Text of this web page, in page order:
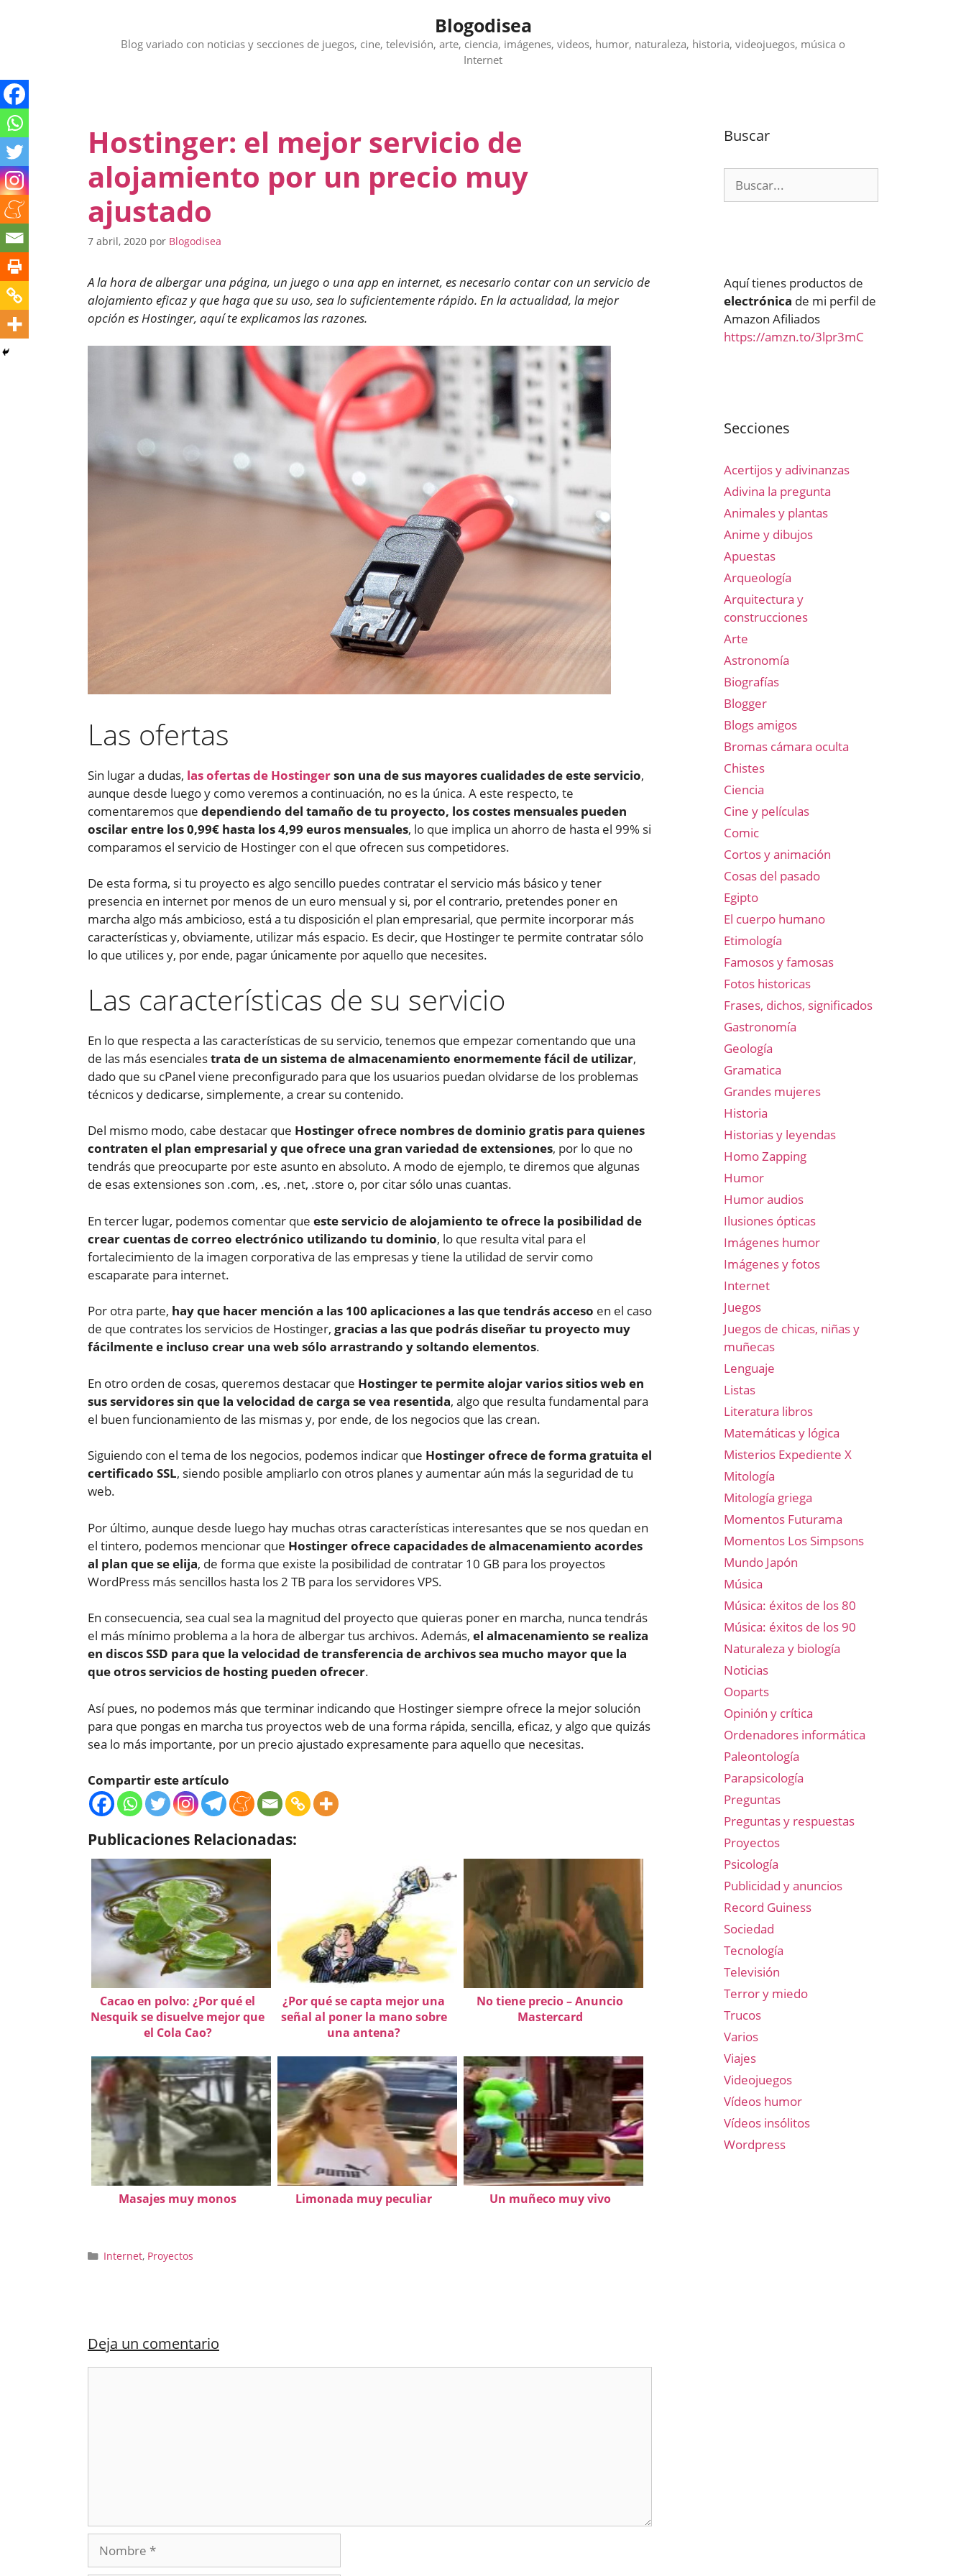
Blogodisea
Blog variado con noticias y secciones de juegos, cine, televisión, arte, ciencia, imágenes, videos, humor, naturaleza, historia, videojuegos, música o
Internet
Hostinger: el mejor servicio de
alojamiento por un precio muy
ajustado
7 abril, 2020 por Blogodisea
A la hora de albergar una página, un juego o una app en internet, es necesario contar con un servicio de
alojamiento eficaz y que haga que su uso, sea lo suficientemente rápido. En la actualidad, la mejor
opción es Hostinger, aquí te explicamos las razones.
Las ofertas
Sin lugar a dudas, las ofertas de Hostingerson una de sus mayores cualidades de este servicio,
aunque desde luego y como veremos a continuación, no es la única. A este respecto, te
comentaremos que dependiendo del tamaño de tu proyecto, los costes mensuales pueden
oscilar entre los 0,99€ hasta los 4,99 euros mensuales, lo que implica un ahorro de hasta el 99% si
comparamos el servicio de Hostinger con el que ofrecen sus competidores.
De esta forma, si tu proyecto es algo sencillo puedes contratar el servicio más básico y tener
presencia en internet por menos de un euro mensual y si, por el contrario, pretendes poner en
marcha algo más ambicioso, está a tu disposición el plan empresarial, que permite incorporar más
características y, obviamente, utilizar más espacio. Es decir, que Hostinger te permite contratar sólo
lo que utilices y, por ende, pagar únicamente por aquello que necesites.
Las características de su servicio
En lo que respecta a las características de su servicio, tenemos que empezar comentando que una
de las más esencialestrata de un sistema de almacenamiento enormemente fácil de utilizar,
dado que su cPanel viene preconfigurado para que los usuarios puedan olvidarse de los problemas
técnicos y dedicarse, simplemente, a crear su contenido.
Del mismo modo, cabe destacar que Hostinger ofrece nombres de dominio gratis para quienes
contraten el plan empresarial y que ofrece una gran variedad de extensiones, por lo que no
tendrás que preocuparte por este asunto en absoluto. A modo de ejemplo, te diremos que algunas
de esas extensiones son .com, .es, .net, .store o, por citar sólo unas cuantas.
En tercer lugar, podemos comentar que este servicio de alojamiento te ofrece la posibilidad de
crear cuentas de correo electrónico utilizando tu dominio, lo que resulta vital para el
fortalecimiento de la imagen corporativa de las empresas y tiene la utilidad de servir como
escaparate para internet.
Por otra parte, hay que hacer mención a las 100 aplicaciones a las que tendrás acceso en el caso
de que contrates los servicios de Hostinger, gracias a las que podrás diseñar tu proyecto muy
fácilmente e incluso crear una web sólo arrastrando y soltando elementos.
En otro orden de cosas, queremos destacar que Hostinger te permite alojar varios sitios web en
sus servidores sin que la velocidad de carga se vea resentida, algo que resulta fundamental para
el buen funcionamiento de las mismas y, por ende, de los negocios que las crean.
Siguiendo con el tema de los negocios, podemos indicar que Hostinger ofrece de forma gratuita el
certificado SSL, siendo posible ampliarlo con otros planes y aumentar aún más la seguridad de tu
web.
Por último, aunque desde luego hay muchas otras características interesantes que se nos quedan en
el tintero, podemos mencionar que Hostinger ofrece capacidades de almacenamiento acordes
al plan que se elija, de forma que existe la posibilidad de contratar 10 GB para los proyectos
WordPress más sencillos hasta los 2 TB para los servidores VPS.
En consecuencia, sea cual sea la magnitud del proyecto que quieras poner en marcha, nunca tendrás
el más mínimo problema a la hora de albergar tus archivos. Además, el almacenamiento se realiza
en discos SSD para que la velocidad de transferencia de archivos sea mucho mayor que la
que otros servicios de hosting pueden ofrecer.
Así pues, no podemos más que terminar indicando que Hostinger siempre ofrece la mejor solución
para que pongas en marcha tus proyectos web de una forma rápida, sencilla, eficaz, y algo que quizás
sea lo más importante, por un precio ajustado expresamente para aquello que necesitas.
Compartir este artículo
Publicaciones Relacionadas:
Cacao en polvo: ¿Por qué el
Nesquik se disuelve mejor que
el Cola Cao?
¿Por qué se capta mejor una
señal al poner la mano sobre
una antena?
No tiene precio – Anuncio
Mastercard
Masajes muy monos Limonada muy peculiar Un muñeco muy vivo
Categorías
Internet, Proyectos
Deja un comentario
Nombre
Buscar
Aquí tienes productos de
electrónica de mi perfil de
Amazon Afiliados
https://amzn.to/3lpr3mC
Secciones
Acertijos y adivinanzas
Adivina la pregunta
Animales y plantas
Anime y dibujos
Apuestas
Arqueología
Arquitectura y
construcciones
Arte
Astronomía
Biografías
Blogger
Blogs amigos
Bromas cámara oculta
Chistes
Ciencia
Cine y películas
Comic
Cortos y animación
Cosas del pasado
Egipto
El cuerpo humano
Etimología
Famosos y famosas
Fotos historicas
Frases, dichos, significados
Gastronomía
Geología
Gramatica
Grandes mujeres
Historia
Historias y leyendas
Homo Zapping
Humor
Humor audios
Ilusiones ópticas
Imágenes humor
Imágenes y fotos
Internet
Juegos
Juegos de chicas, niñas y
muñecas
Lenguaje
Listas
Literatura libros
Matemáticas y lógica
Misterios Expediente X
Mitología
Mitología griega
Momentos Futurama
Momentos Los Simpsons
Mundo Japón
Música
Música: éxitos de los 80
Música: éxitos de los 90
Naturaleza y biología
Noticias
Ooparts
Opinión y crítica
Ordenadores informática
Paleontología
Parapsicología
Preguntas
Preguntas y respuestas
Proyectos
Psicología
Publicidad y anuncios
Record Guiness
Sociedad
Tecnología
Televisión
Terror y miedo
Trucos
Varios
Viajes
Videojuegos
Vídeos humor
Vídeos insólitos
Wordpress